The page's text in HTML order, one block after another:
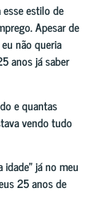
estilo de
Apesar de
não queria
anos já saber
e quantas
vendo tudo
já no meu
25 anos de